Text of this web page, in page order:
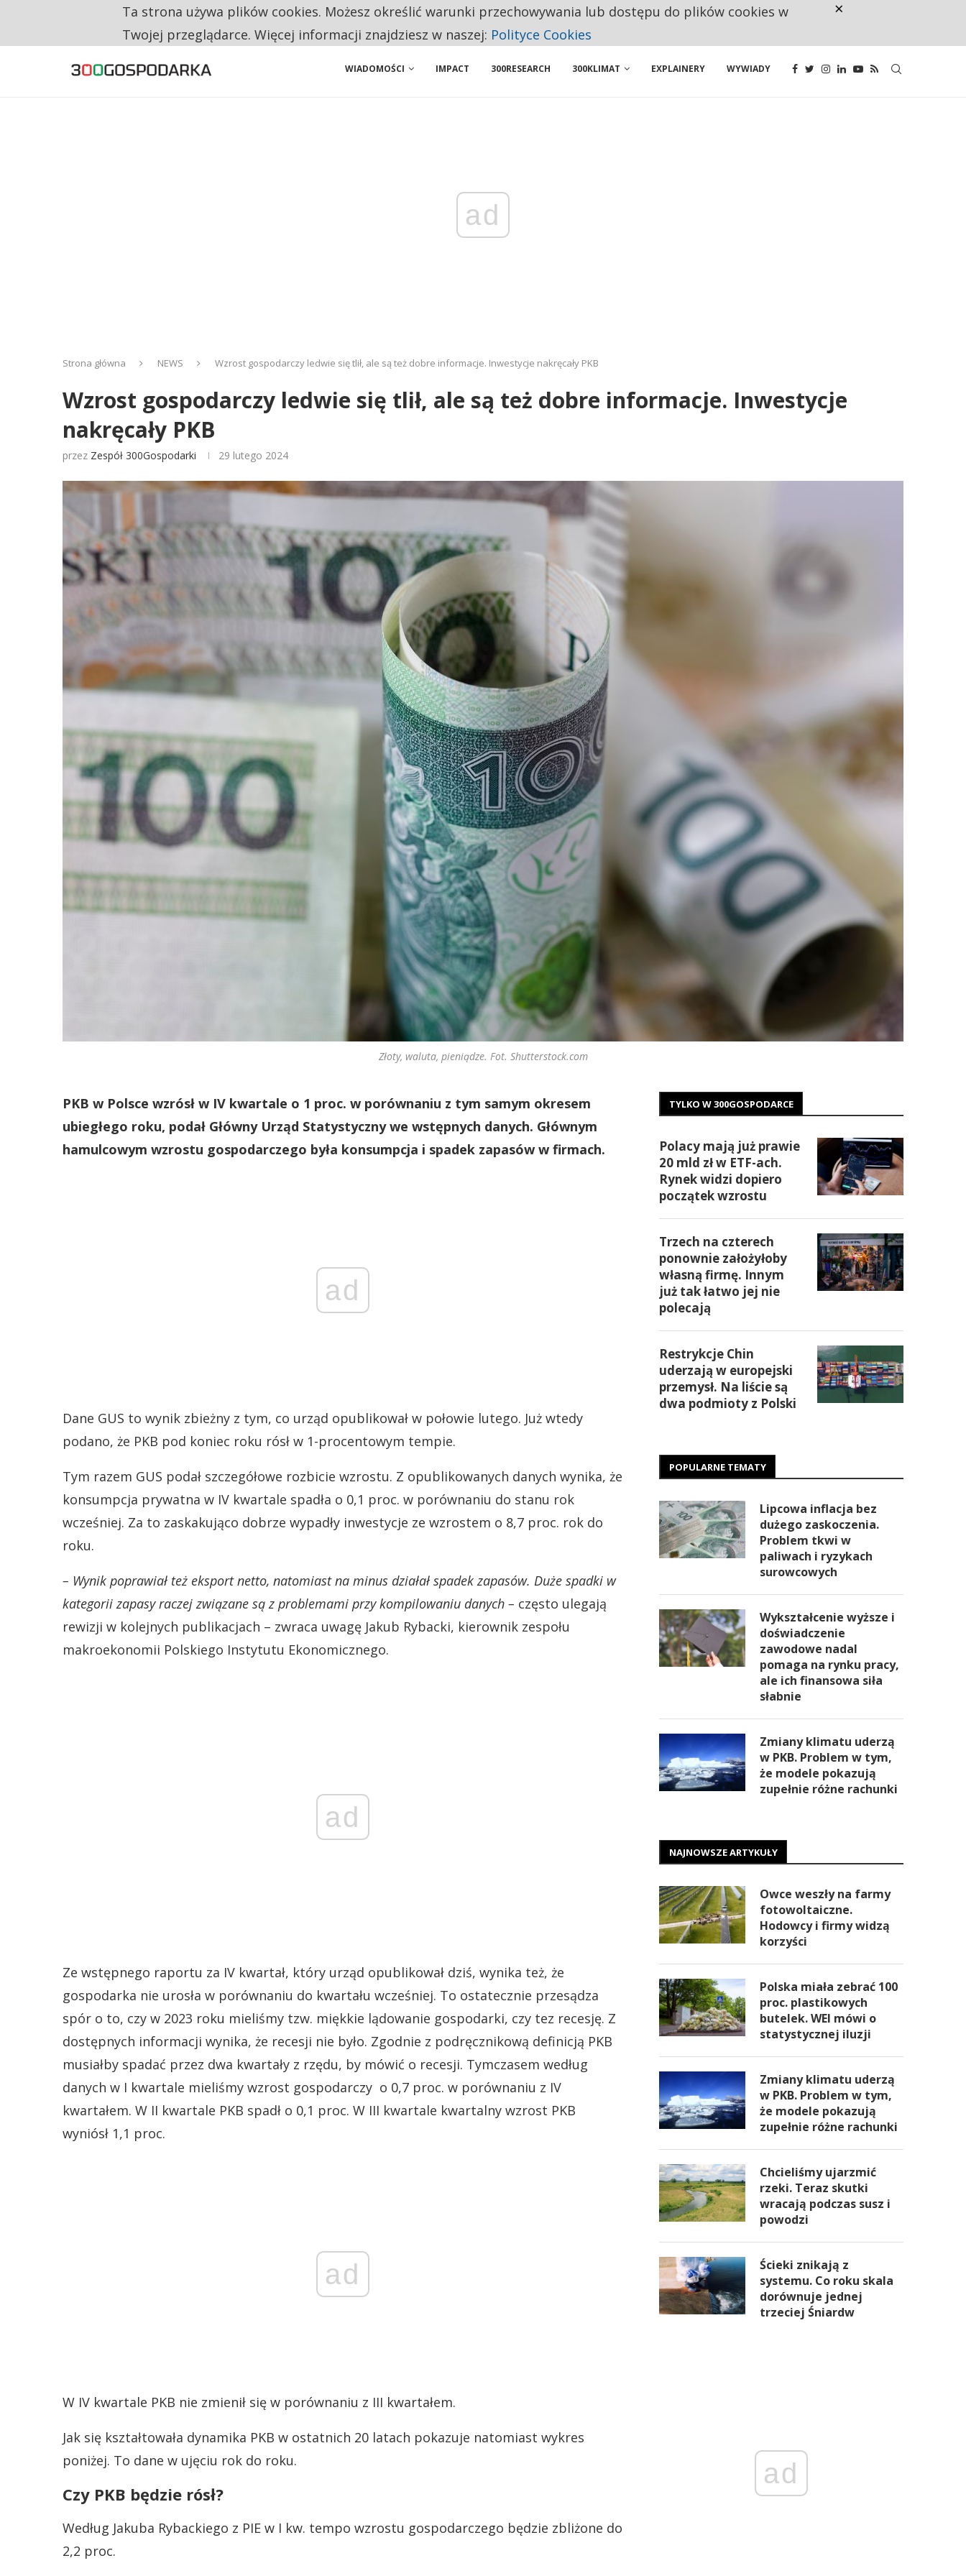
RESTRYKCJE CHIN UDERZAJĄ W EUROPEJSKI PRZEMYSŁ. NA LIŚCIE SĄ DWA PODMIOTY Z POLSKI
WIADOMOŚCI IMPACT 300RESEARCH 300KLIMAT EXPLAINERY WYWIADY
ad
Strona główna NEWS Wzrost gospodarczy ledwie się tlił, ale są też dobre informacje. Inwestycje nakręcały PKB
Wzrost gospodarczy ledwie się tlił, ale są też dobre informacje. Inwestycje
nakręcały PKB
przez Zespół 300Gospodarki 29 lutego 2024
Złoty, waluta, pieniądze. Fot. Shutterstock.com
PKB w Polsce wzrósł w IV kwartale o 1 proc. w porównaniu z tym samym okresem
ubiegłego roku, podał Główny Urząd Statystyczny we wstępnych danych. Głównym
hamulcowym wzrostu gospodarczego była konsumpcja i spadek zapasów w firmach.
ad
Dane GUS to wynik zbieżny z tym, co urząd opublikował w połowie lutego. Już wtedy
podano, że PKB pod koniec roku rósł w 1-procentowym tempie.
Tym razem GUS podał szczegółowe rozbicie wzrostu. Z opublikowanych danych wynika, że
konsumpcja prywatna w IV kwartale spadła o 0,1 proc. w porównaniu do stanu rok
wcześniej. Za to zaskakująco dobrze wypadły inwestycje ze wzrostem o 8,7 proc. rok do
roku.
– Wynik poprawiał też eksport netto, natomiast na minus działał spadek zapasów. Duże spadki w
kategorii zapasy raczej związane są z problemami przy kompilowaniu danych – często ulegają
rewizji w kolejnych publikacjach – zwraca uwagę Jakub Rybacki, kierownik zespołu
makroekonomii Polskiego Instytutu Ekonomicznego.
ad
Ze wstępnego raportu za IV kwartał, który urząd opublikował dziś, wynika też, że
gospodarka nie urosła w porównaniu do kwartału wcześniej. To ostatecznie przesądza
spór o to, czy w 2023 roku mieliśmy tzw. miękkie lądowanie gospodarki, czy tez recesję. Z
dostępnych informacji wynika, że recesji nie było. Zgodnie z podręcznikową definicją PKB
musiałby spadać przez dwa kwartały z rzędu, by mówić o recesji. Tymczasem według
danych w I kwartale mieliśmy wzrost gospodarczy o 0,7 proc. w porównaniu z IV
kwartałem. W II kwartale PKB spadł o 0,1 proc. W III kwartale kwartalny wzrost PKB
wyniósł 1,1 proc.
ad
W IV kwartale PKB nie zmienił się w porównaniu z III kwartałem.
Jak się kształtowała dynamika PKB w ostatnich 20 latach pokazuje natomiast wykres
poniżej. To dane w ujęciu rok do roku.
Czy PKB będzie rósł?
Według Jakuba Rybackiego z PIE w I kw. tempo wzrostu gospodarczego będzie zbliżone do
2,2 proc.
TYLKO W 300GOSPODARCE
Polacy mają już prawie
20 mld zł w ETF-ach.
Rynek widzi dopiero
początek wzrostu
Trzech na czterech
ponownie założyłoby
własną firmę. Innym
już tak łatwo jej nie
polecają
Restrykcje Chin
uderzają w europejski
przemysł. Na liście są
dwa podmioty z Polski
POPULARNE TEMATY
Lipcowa inflacja bez
dużego zaskoczenia.
Problem tkwi w
paliwach i ryzykach
surowcowych
Wykształcenie wyższe i
doświadczenie
zawodowe nadal
pomaga na rynku pracy,
ale ich finansowa siła
słabnie
Zmiany klimatu uderzą
w PKB. Problem w tym,
że modele pokazują
zupełnie różne rachunki
NAJNOWSZE ARTYKUŁY
Owce weszły na farmy
fotowoltaiczne.
Hodowcy i firmy widzą
korzyści
Polska miała zebrać 100
proc. plastikowych
butelek. WEI mówi o
statystycznej iluzji
Zmiany klimatu uderzą
w PKB. Problem w tym,
że modele pokazują
zupełnie różne rachunki
Chcieliśmy ujarzmić
rzeki. Teraz skutki
wracają podczas susz i
powodzi
Ścieki znikają z
systemu. Co roku skala
dorównuje jednej
trzeciej Śniardw
ad
Ta strona używa plików cookies. Możesz określić warunki przechowywania lub dostępu do plików cookies w
Twojej przeglądarce. Więcej informacji znajdziesz w naszej: Polityce Cookies
×